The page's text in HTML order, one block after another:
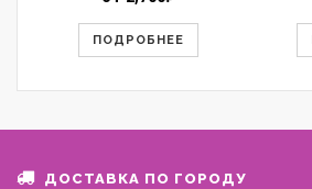
ПОДРОБНЕЕ
ДОСТАВКА ПО ГОРОДУ